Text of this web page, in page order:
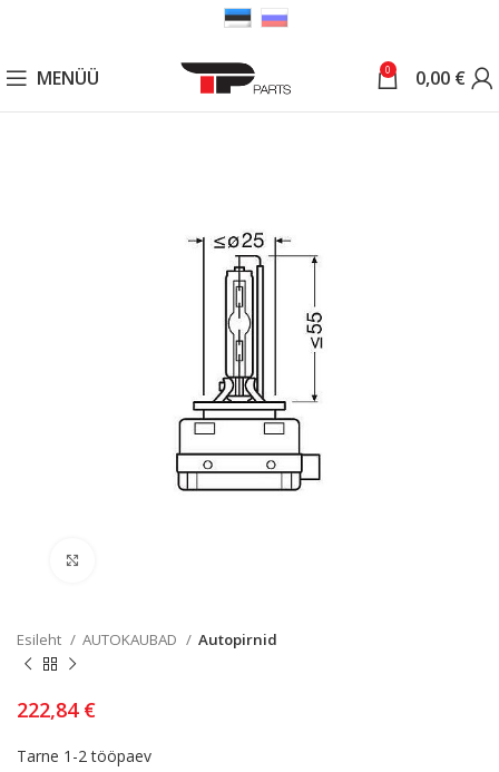
MENÜÜ 0 0,00 €
Esileht AUTOKAUBAD Autopirnid
222,84 €
Tarne 1-2 tööpaev